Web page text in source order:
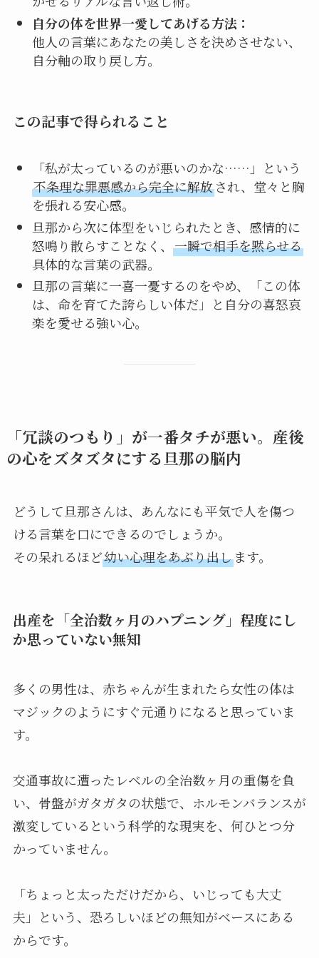
自分の体を世界一愛してあげる方法：
他人の言葉にあなたの美しさを決めさせない、
自分軸の取り戻し方。
この記事で得られること
「私が太っているのが悪いのかな……」という
不条理な罪悪感から完全に解放され、堂々と胸
を張れる安心感。
旦那から次に体型をいじられたとき、感情的に
怒鳴り散らすことなく、 一瞬で相手を黙らせる
具体的な言葉の武器。
旦那の言葉に一喜一憂するのをやめ、「この体
は、命を育てた誇らしい体だ」と自分の喜怒哀
楽を愛せる強い心。
「冗談のつもり」が一番タチが悪い。産後
の心をズタズタにする旦那の脳内
どうして旦那さんは、あんなにも平気で人を傷つ
ける言葉を口にできるのでしょうか。
その呆れるほど幼い心理をあぶり出します。
出産を「全治数ヶ月のハプニング」程度にし
か思っていない無知
多くの男性は、赤ちゃんが生まれたら女性の体は
マジックのようにすぐ元通りになると思っていま
す。
交通事故に遭ったレベルの全治数ヶ月の重傷を負
い、骨盤がガタガタの状態で、ホルモンバランスが
激変しているという科学的な現実を、何ひとつ分
かっていません。
「ちょっと太っただけだから、いじっても大丈
夫」という、恐ろしいほどの無知がベースにある
からです。